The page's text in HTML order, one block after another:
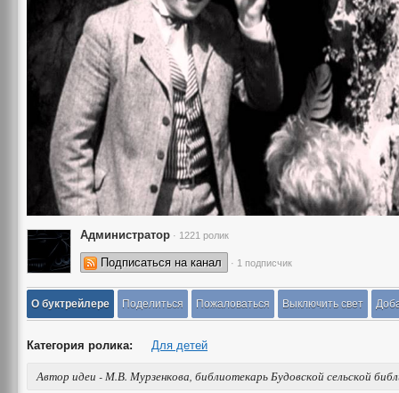
Администратор · 1221 ролик
Подписаться на канал · 1 подписчик
О буктрейлере Поделиться Пожаловаться Выключить свет
Категория ролика: Для детей
Автор идеи - М.В. Мурзенкова, библиотекарь Будовской сельской